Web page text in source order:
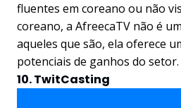
fluentes em coreano ou não
coreano, a AfreecaTV não é
aqueles que são, ela oferece
potenciais de ganhos do setor.
10. TwitCasting